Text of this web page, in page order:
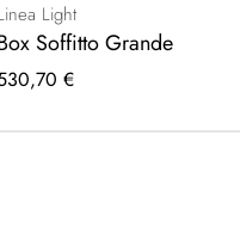
Light
Soffitto Grande
€